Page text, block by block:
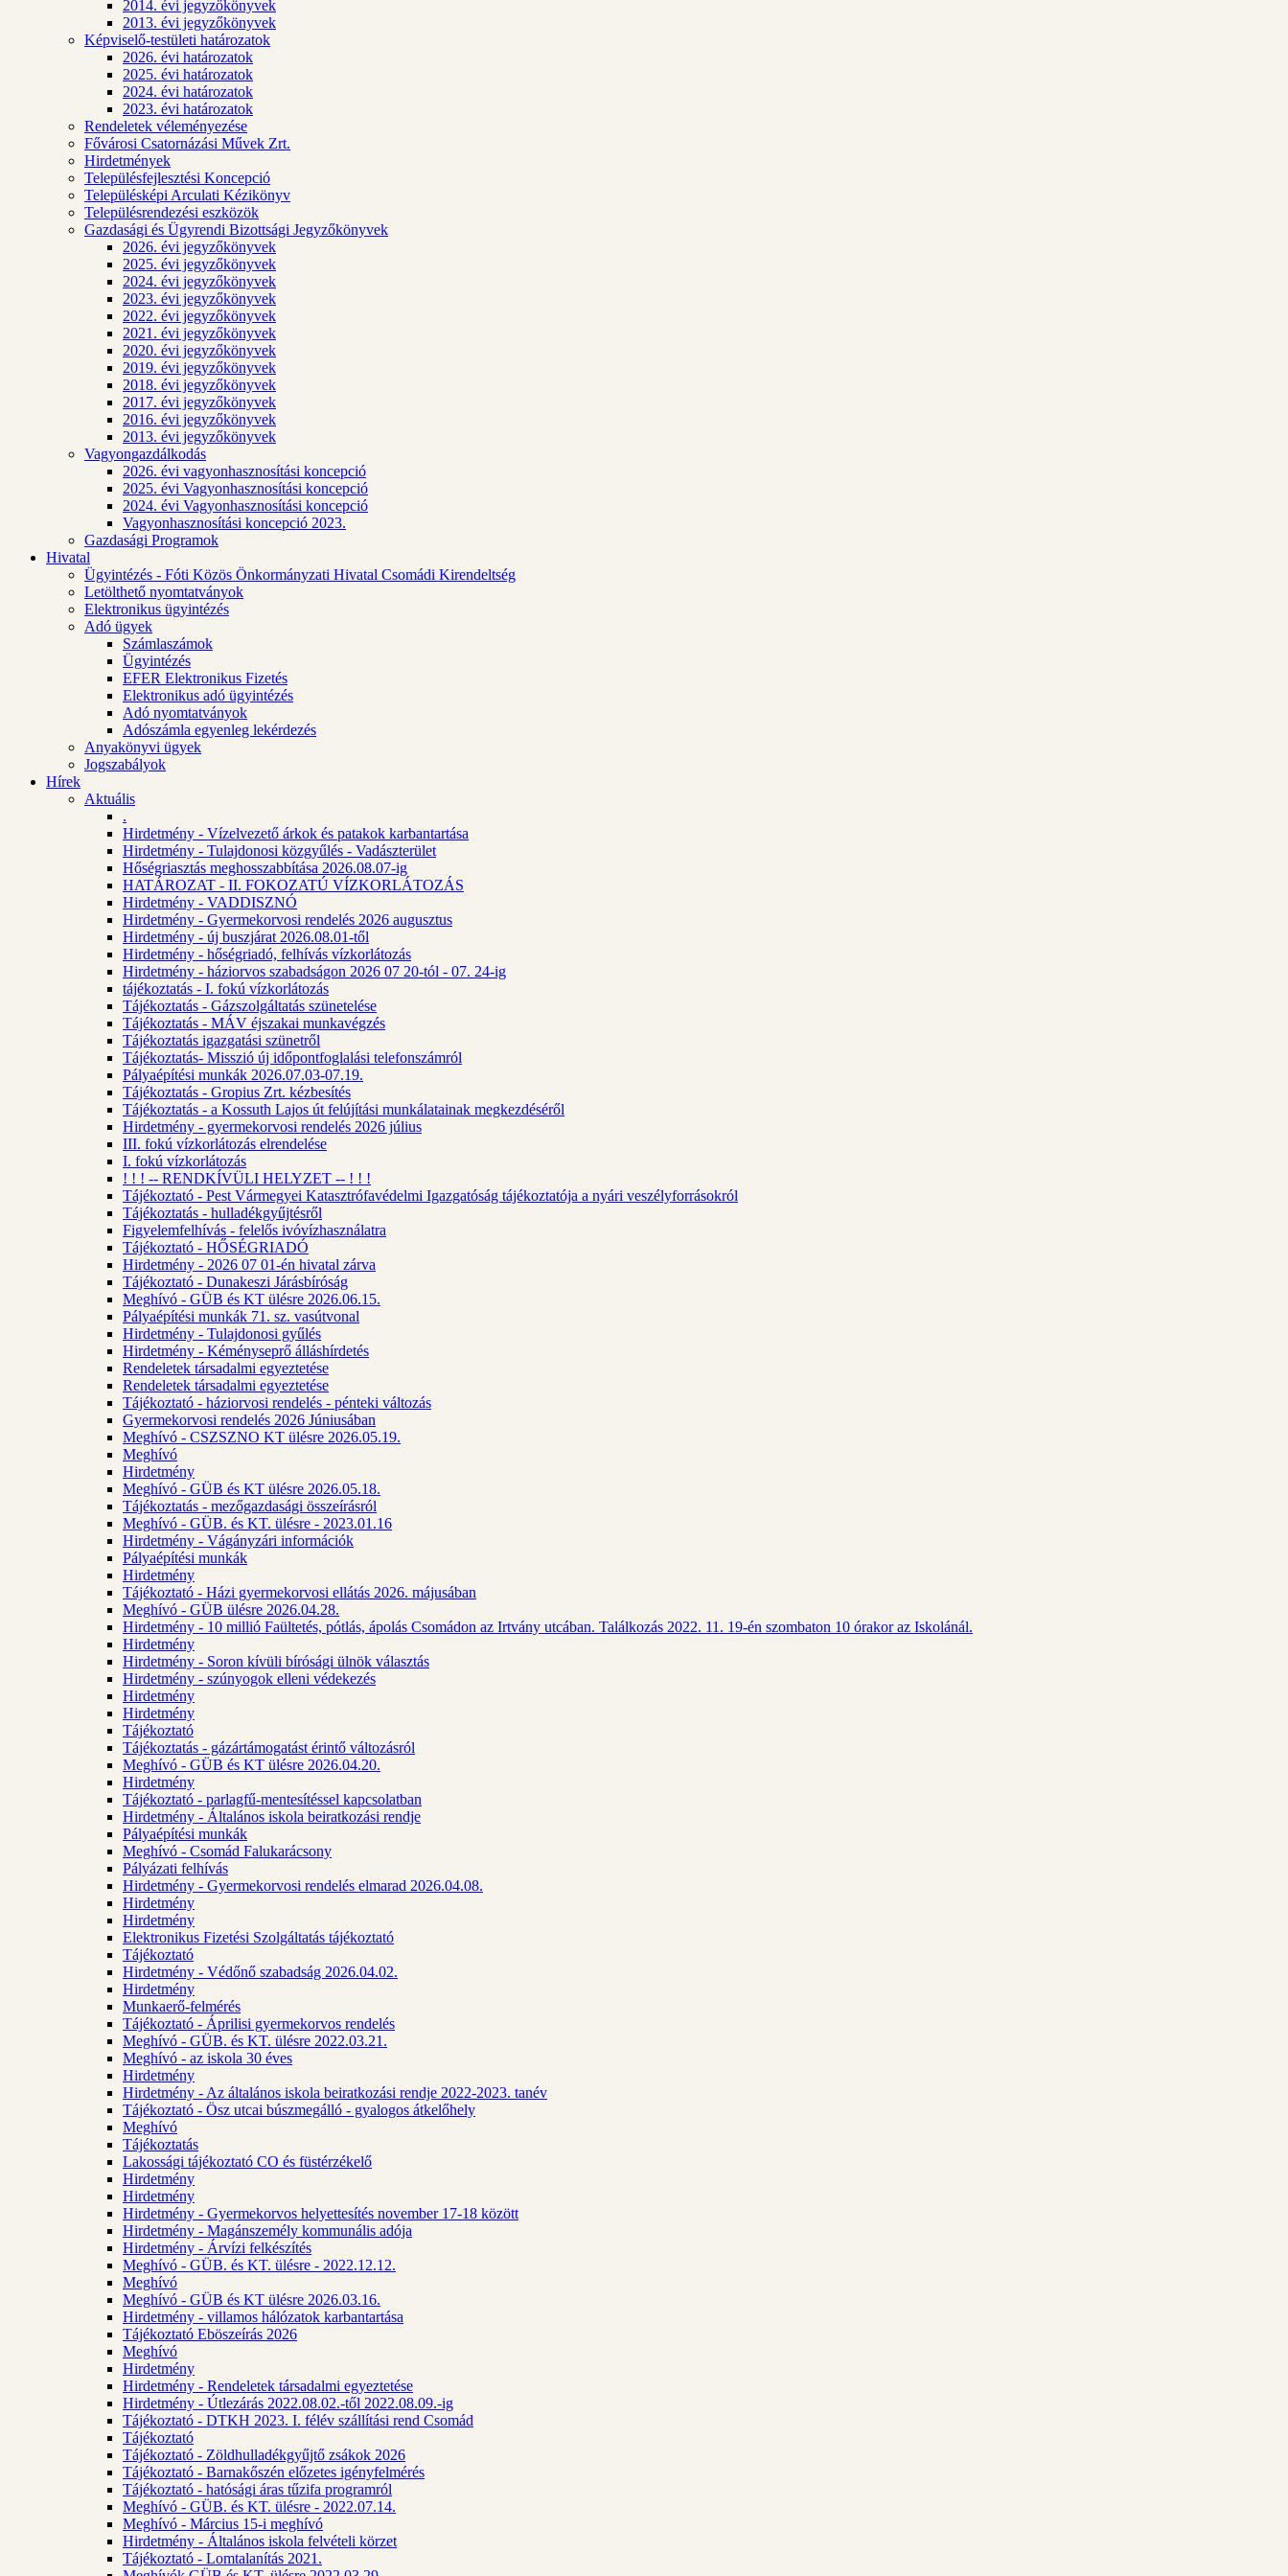
2014. évi jegyzőkönyvek
2013. évi jegyzőkönyvek
Képviselő-testületi határozatok
2026. évi határozatok
2025. évi határozatok
2024. évi határozatok
2023. évi határozatok
Rendeletek véleményezése
Fővárosi Csatornázási Művek Zrt.
Hirdetmények
Településfejlesztési Koncepció
Településképi Arculati Kézikönyv
Településrendezési eszközök
Gazdasági és Ügyrendi Bizottsági Jegyzőkönyvek
2026. évi jegyzőkönyvek
2025. évi jegyzőkönyvek
2024. évi jegyzőkönyvek
2023. évi jegyzőkönyvek
2022. évi jegyzőkönyvek
2021. évi jegyzőkönyvek
2020. évi jegyzőkönyvek
2019. évi jegyzőkönyvek
2018. évi jegyzőkönyvek
2017. évi jegyzőkönyvek
2016. évi jegyzőkönyvek
2013. évi jegyzőkönyvek
Vagyongazdálkodás
2026. évi vagyonhasznosítási koncepció
2025. évi Vagyonhasznosítási koncepció
2024. évi Vagyonhasznosítási koncepció
Vagyonhasznosítási koncepció 2023.
Gazdasági Programok
Hivatal
Ügyintézés - Fóti Közös Önkormányzati Hivatal Csomádi Kirendeltség
Letölthető nyomtatványok
Elektronikus ügyintézés
Adó ügyek
Számlaszámok
Ügyintézés
EFER Elektronikus Fizetés
Elektronikus adó ügyintézés
Adó nyomtatványok
Adószámla egyenleg lekérdezés
Anyakönyvi ügyek
Jogszabályok
Hírek
Aktuális
.
Hirdetmény - Vízelvezető árkok és patakok karbantartása
Hirdetmény - Tulajdonosi közgyűlés - Vadászterület
Hőségriasztás meghosszabbítása 2026.08.07-ig
HATÁROZAT - II. FOKOZATÚ VÍZKORLÁTOZÁS
Hirdetmény - VADDISZNÓ
Hirdetmény - Gyermekorvosi rendelés 2026 augusztus
Hirdetmény - új buszjárat 2026.08.01-től
Hirdetmény - hőségriadó, felhívás vízkorlátozás
Hirdetmény - háziorvos szabadságon 2026 07 20-tól - 07. 24-ig
tájékoztatás - I. fokú vízkorlátozás
Tájékoztatás - Gázszolgáltatás szünetelése
Tájékoztatás - MÁV éjszakai munkavégzés
Tájékoztatás igazgatási szünetről
Tájékoztatás- Misszió új időpontfoglalási telefonszámról
Pályaépítési munkák 2026.07.03-07.19.
Tájékoztatás - Gropius Zrt. kézbesítés
Tájékoztatás - a Kossuth Lajos út felújítási munkálatainak megkezdéséről
Hirdetmény - gyermekorvosi rendelés 2026 július
III. fokú vízkorlátozás elrendelése
I. fokú vízkorlátozás
! ! ! -- RENDKÍVÜLI HELYZET -- ! ! !
Tájékoztató - Pest Vármegyei Katasztrófavédelmi Igazgatóság tájékoztatója a nyári veszélyforrásokról
Tájékoztatás - hulladékgyűjtésről
Figyelemfelhívás - felelős ivóvízhasználatra
Tájékoztató - HŐSÉGRIADÓ
Hirdetmény - 2026 07 01-én hivatal zárva
Tájékoztató - Dunakeszi Járásbíróság
Meghívó - GÜB és KT ülésre 2026.06.15.
Pályaépítési munkák 71. sz. vasútvonal
Hirdetmény - Tulajdonosi gyűlés
Hirdetmény - Kéményseprő álláshírdetés
Rendeletek társadalmi egyeztetése
Rendeletek társadalmi egyeztetése
Tájékoztató - háziorvosi rendelés - pénteki változás
Gyermekorvosi rendelés 2026 Júniusában
Meghívó - CSZSZNO KT ülésre 2026.05.19.
Meghívó
Hirdetmény
Meghívó - GÜB és KT ülésre 2026.05.18.
Tájékoztatás - mezőgazdasági összeírásról
Meghívó - GÜB. és KT. ülésre - 2023.01.16
Hirdetmény - Vágányzári információk
Pályaépítési munkák
Hirdetmény
Tájékoztató - Házi gyermekorvosi ellátás 2026. májusában
Meghívó - GÜB ülésre 2026.04.28.
Hirdetmény - 10 millió Faültetés, pótlás, ápolás Csomádon az Irtvány utcában. Találkozás 2022. 11. 19-én szombaton 10 órakor az Iskolánál.
Hirdetmény
Hirdetmény - Soron kívüli bírósági ülnök választás
Hirdetmény - szúnyogok elleni védekezés
Hirdetmény
Hirdetmény
Tájékoztató
Tájékoztatás - gázártámogatást érintő változásról
Meghívó - GÜB és KT ülésre 2026.04.20.
Hirdetmény
Tájékoztató - parlagfű-mentesítéssel kapcsolatban
Hirdetmény - Általános iskola beiratkozási rendje
Pályaépítési munkák
Meghívó - Csomád Falukarácsony
Pályázati felhívás
Hirdetmény - Gyermekorvosi rendelés elmarad 2026.04.08.
Hirdetmény
Hirdetmény
Elektronikus Fizetési Szolgáltatás tájékoztató
Tájékoztató
Hirdetmény - Védőnő szabadság 2026.04.02.
Hirdetmény
Munkaerő-felmérés
Tájékoztató - Áprilisi gyermekorvos rendelés
Meghívó - GÜB. és KT. ülésre 2022.03.21.
Meghívó - az iskola 30 éves
Hirdetmény
Hirdetmény - Az általános iskola beiratkozási rendje 2022-2023. tanév
Tájékoztató - Ösz utcai búszmegálló - gyalogos átkelőhely
Meghívó
Tájékoztatás
Lakossági tájékoztató CO és füstérzékelő
Hirdetmény
Hirdetmény
Hirdetmény - Gyermekorvos helyettesítés november 17-18 között
Hirdetmény - Magánszemély kommunális adója
Hirdetmény - Árvízi felkészítés
Meghívó - GÜB. és KT. ülésre - 2022.12.12.
Meghívó
Meghívó - GÜB és KT ülésre 2026.03.16.
Hirdetmény - villamos hálózatok karbantartása
Tájékoztató Eböszeírás 2026
Meghívó
Hirdetmény
Hirdetmény - Rendeletek társadalmi egyeztetése
Hirdetmény - Útlezárás 2022.08.02.-től 2022.08.09.-ig
Tájékoztató - DTKH 2023. I. félév szállítási rend Csomád
Tájékoztató
Tájékoztató - Zöldhulladékgyűjtő zsákok 2026
Tájékoztató - Barnakőszén előzetes igényfelmérés
Tájékoztató - hatósági áras tűzifa programról
Meghívó - GÜB. és KT. ülésre - 2022.07.14.
Meghívó - Március 15-i meghívó
Hirdetmény - Általános iskola felvételi körzet
Tájékoztató - Lomtalanítás 2021.